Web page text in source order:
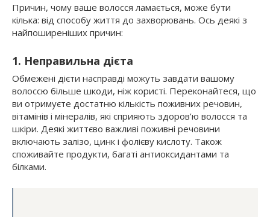
Причин, чому ваше волосся ламається, може бути
кілька: від способу життя до захворювань. Ось деякі з
найпоширеніших причин:
1. Неправильна дієта
Обмежені дієти насправді можуть завдати вашому
волоссю більше шкоди, ніж користі. Переконайтеся, що
ви отримуєте достатню кількість поживних речовин,
вітамінів і мінералів, які сприяють здоров’ю волосся та
шкіри. Деякі життєво важливі поживні речовини
включають залізо, цинк і фолієву кислоту. Також
споживайте продукти, багаті антиоксидантами та
білками.